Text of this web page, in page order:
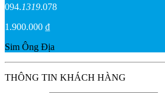
094.1319.078
1.900.000 ₫
Sim Ông Địa
THÔNG TIN KHÁCH HÀNG